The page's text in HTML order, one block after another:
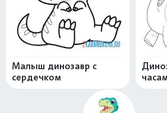
Малыш динозавр с
сердечком